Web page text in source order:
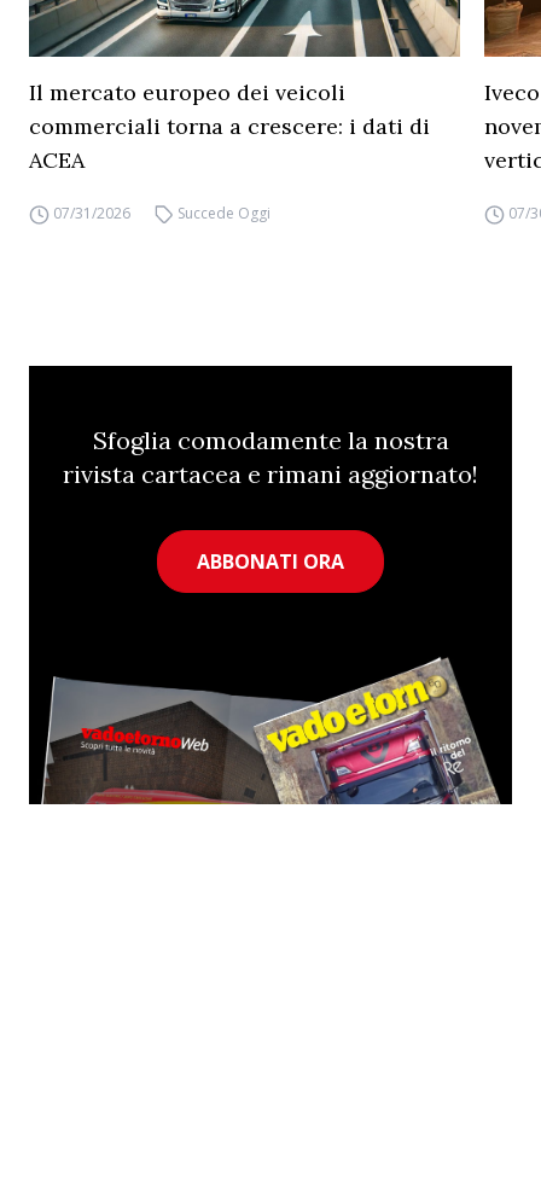
Il mercato europeo dei veicoli
commerciali torna a crescere: i dati di
ACEA
07/31/2026 Succede Oggi 07/
Sfoglia comodamente la nostra
rivista cartacea e rimani aggiornato!
ABBONATI ORA